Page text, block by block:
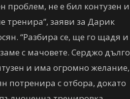
проблем, не е бил контузен и
тренира”, заяви за Дарик
“Разбира се, ще го щадя и
с мачовете. Серджо дълго
и има огромно желание,
потренира с отбора, докато